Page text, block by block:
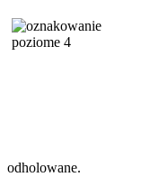
odholowane.